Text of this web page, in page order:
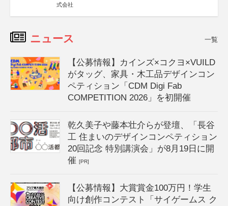
式会社
ニュース 一覧
【公募情報】カインズ×コクヨ×VUILD
がタッグ、家具・木工品デザインコン
ペティション「CDM Digi Fab
COMPETITION 2026」を初開催
乾久美子や藤本壮介らが登壇、「長谷
工 住まいのデザインコンペティション
20回記念 特別講演会」が8月19日に開
催[PR]
【公募情報】大賞賞金100万円！学生
向け創作コンテスト「サイゲームス ク